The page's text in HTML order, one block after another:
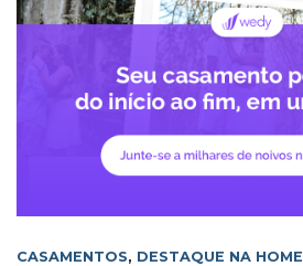
CASAMENTOS, DESTAQUE NA HOME